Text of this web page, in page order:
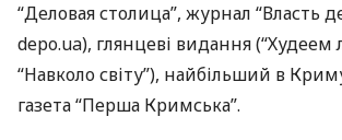
“Деловая столица”, журнал “Власть
depo.ua), глянцеві видання (“Худеем
“Навколо світу”), найбільший в
газета “Перша Кримська”.